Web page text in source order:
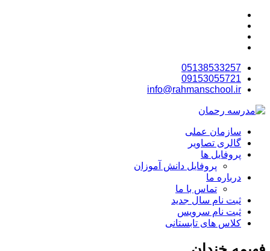
05138533257
09153055721
info@rahmanschool.ir
سازمان عملی
گالری تصاویر
پروفایل ها
پروفایل دانش آموزان
درباره ما
تماس با ما
ثبت نام سال جدید
ثبت نام سرویس
کلاس های تابستانی